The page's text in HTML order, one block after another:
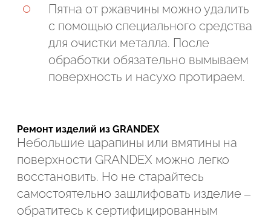
Пятна от ржавчины можно удалить
с помощью специального средства
для очистки металла. После
обработки обязательно вымываем
поверхность и насухо протираем.
Ремонт изделий из GRANDEX
Небольшие царапины или вмятины на
поверхности GRANDEX можно легко
восстановить. Но не старайтесь
самостоятельно зашлифовать изделие –
обратитесь к сертифицированным